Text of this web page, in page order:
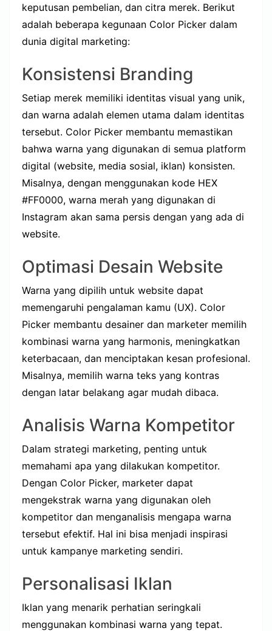
keputusan pembelian, dan citra merek. Berikut
adalah beberapa kegunaan Color Picker dalam
dunia digital marketing:
Konsistensi Branding
Setiap merek memiliki identitas visual yang unik,
dan warna adalah elemen utama dalam identitas
tersebut. Color Picker membantu memastikan
bahwa warna yang digunakan di semua platform
digital (website, media sosial, iklan) konsisten.
Misalnya, dengan menggunakan kode HEX
#FF0000, warna merah yang digunakan di
Instagram akan sama persis dengan yang ada di
website.
Optimasi Desain Website
Warna yang dipilih untuk website dapat
memengaruhi pengalaman kamu (UX). Color
Picker membantu desainer dan marketer memilih
kombinasi warna yang harmonis, meningkatkan
keterbacaan, dan menciptakan kesan profesional.
Misalnya, memilih warna teks yang kontras
dengan latar belakang agar mudah dibaca.
Analisis Warna Kompetitor
Dalam strategi marketing, penting untuk
memahami apa yang dilakukan kompetitor.
Dengan Color Picker, marketer dapat
mengekstrak warna yang digunakan oleh
kompetitor dan menganalisis mengapa warna
tersebut efektif. Hal ini bisa menjadi inspirasi
untuk kampanye marketing sendiri.
Personalisasi Iklan
Iklan yang menarik perhatian seringkali
menggunakan kombinasi warna yang tepat.